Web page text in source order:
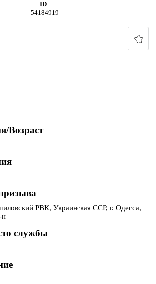
ID
54184919
Возраст
РВК, Украинская ССР, г. Одесса,
н
службы